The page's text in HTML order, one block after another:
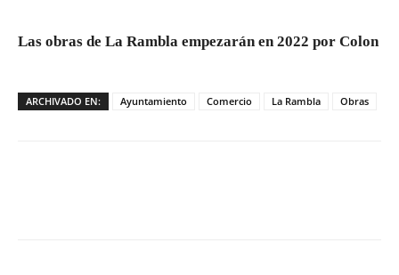
Las obras de La Rambla empezarán en 2022 por Colon
ARCHIVADO EN: Ayuntamiento Comercio La Rambla Obras